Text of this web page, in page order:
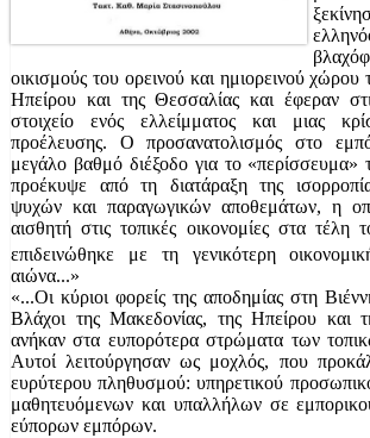
οικισμούς του ορεινού και ημιορεινού χώρου
Ηπείρου και της Θεσσαλίας και έφεραν
στοιχείο ενός ελλείμματος και μιας
προέλευσης. Ο προσανατολισμός στο
μεγάλο βαθμό διέξοδο για το
προέκυψε από τη διατάραξη της
ψυχών και παραγωγικών αποθεμάτων, η
αισθητή στις τοπικές οικονομίες στα τέλη
επιδεινώθηκε με τη γενικότερη
αιώνα...»
«...Οι κύριοι φορείς της αποδημίας στη
Βλάχοι της Μακεδονίας, της Ηπείρου και
ανήκαν στα ευπορότερα στρώματα των
Αυτοί λειτούργησαν ως μοχλός, που
ευρύτερου πληθυσμού: υπηρετικού
μαθητευόμενων και υπαλλήλων σε
εύπορων εμπόρων.